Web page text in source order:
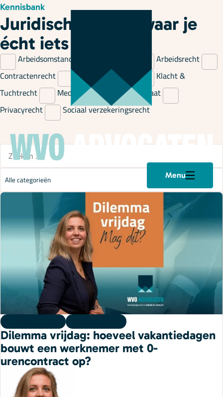
Menu
Onze specialisaties
Kennisbank
Cursussen
Podcasts
Over ons
Plan een afspraak
Kennisbank
Juridische kennis waar je
écht iets aan hebt
Arbeidsomstandigheden & Verzuim
Arbeidsrecht
Contractenrecht
Gezondheidsrecht
Klacht &
Tuchtrecht
Mediation
Model op Maat
Privacyrecht
Sociaal verzekeringsrecht
Dilemma vrijdag: hoeveel vakantiedagen
bouwt een werknemer met 0-
urencontract op?